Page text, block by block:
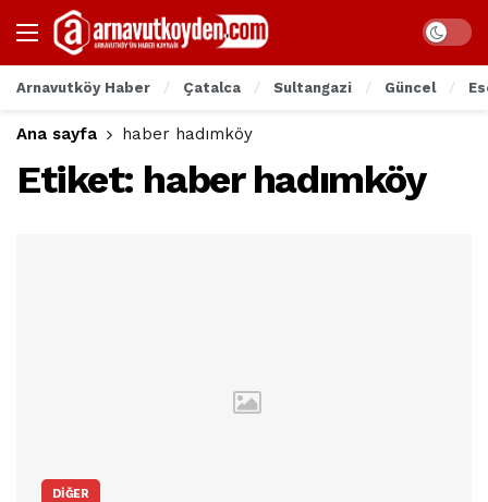
Arnavutköy Haber Çatalca Sultangazi Güncel
Ana sayfa haber hadımköy
Etiket: haber hadımköy
DIĞER